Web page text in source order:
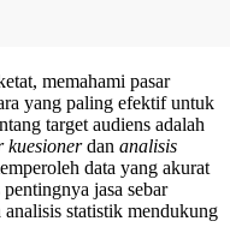
memahami pasar
yang paling efektif untuk
target audiens adalah
kuesionerdan analisis
data yang akurat
jasa sebar
analisis statistik mendukung